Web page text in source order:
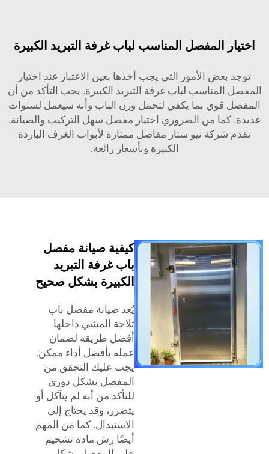
المفصل المناسب لباب غرفة التبريد الكبيرة
الأمور التي يجب أخذها بعين الاعتبار عند اختيار
لباب غرفة التبريد الكبيرة. يجب التأكد من أن
بما يكفي لتحمل وزن الباب وأنه سيعمل لسنوات
من الضروري اختيار مفصل سهل التركيب والصيانة.
نيو ستار مفاصل ممتازة لأبواب الغرف الباردة
الكبيرة وبأسعار رائعة.
كيفية صيانة مفصل
باب غرفة التبريد
الكبيرة بشكل صحيح
يُعد صيانة مفصل باب
ثلاجة المشي داخلها
أفضل طريقة لضمان
عمله بأفضل أداء ممكن.
يجب عليك التحقق من
المفصل بشكل دوري
للتأكد من أنه لم يتآكل أو
يتضرر، وقد يحتاج إلى
الاستبدال. كما من المهم
أيضًا رش مادة تشحيم